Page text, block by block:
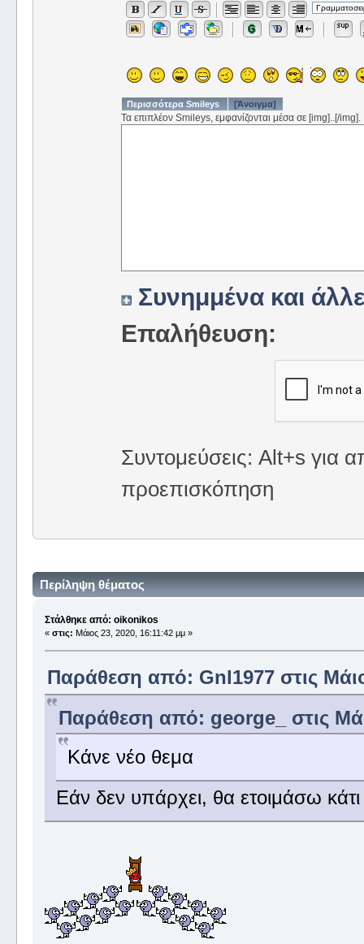
Περισσότερα Smileys [Άνοιγμα]
Τα επιπλέον Smileys, εμφανίζονται μέσα σε [img]..[/img].
Συνημμένα και
Επαλήθευση:
Συντομεύσεις: Alt+s για
προεπισκόπηση
Περίληψη θέματος
Στάλθηκε από: oikonikos
« στις: Μάιος 23, 2020, 16:11:42 μμ »
Παράθεση από: Gnl1977 στις
Παράθεση από: george_ στις
Κάνε νέο θεμα
Εάν δεν υπάρχει, θα ετοιμάσω